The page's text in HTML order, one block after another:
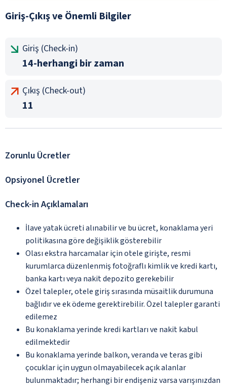
Giriş-Çıkış ve Önemli Bilgiler
Giriş (Check-in)
14-herhangi bir zaman
Çıkış (Check-out)
11
Zorunlu Ücretler
Opsiyonel Ücretler
Check-in Açıklamaları
İlave yatak ücreti alınabilir ve bu ücret, konaklama yeri
politikasına göre değişiklik gösterebilir
Olası ekstra harcamalar için otele girişte, resmi
kurumlarca düzenlenmiş fotoğraflı kimlik ve kredi kartı,
banka kartı veya nakit depozito gerekebilir
Özel talepler, otele giriş sırasında müsaitlik durumuna
bağlıdır ve ek ödeme gerektirebilir. Özel talepler garanti
edilemez
Bu konaklama yerinde kredi kartları ve nakit kabul
edilmektedir
Bu konaklama yerinde balkon, veranda ve teras gibi
çocuklar için uygun olmayabilecek açık alanlar
bulunmaktadır; herhangi bir endişeniz varsa varışınızdan